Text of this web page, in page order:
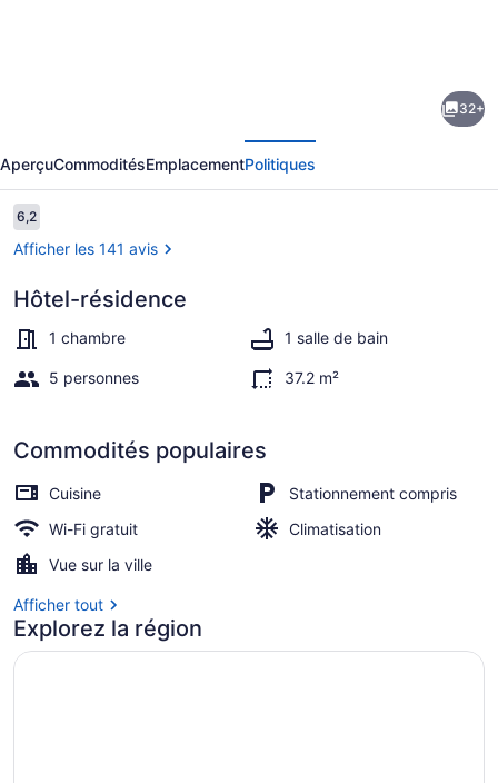
Kiteville
Neptune
32+
AperçuCommoditésEmplacementPolitiques
Avis
6,26,2 sur 10 –
Afficher les 141 avis
Hôtel-résidence
1 chambre 1 salle de bain
5 personnes 37.2 m²
Commodités populaires
Cuisine
Stationnement compris
Wi-Fi gratuit
Climatisation
Vue sur la ville
Afficher tout
Explorez la région